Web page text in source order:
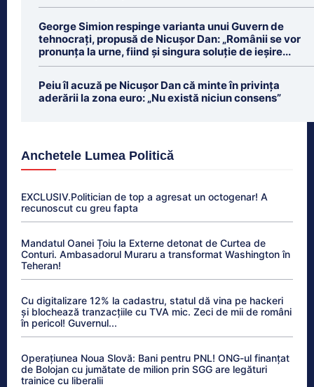
George Simion respinge varianta unui Guvern de
tehnocrați, propusă de Nicușor Dan: „Românii se vor
pronunța la urne, fiind și singura soluție de ieșire...
Peiu îl acuză pe Nicușor Dan că minte în privința
aderării la zona euro: „Nu există niciun consens”
Anchetele Lumea Politică
EXCLUSIV.Politician de top a agresat un octogenar! A
recunoscut cu greu fapta
Mandatul Oanei Țoiu la Externe detonat de Curtea de
Conturi. Ambasadorul Muraru a transformat Washington în
Teheran!
Cu digitalizare 12% la cadastru, statul dă vina pe hackeri
și blochează tranzacțiile cu TVA mic. Zeci de mii de români
în pericol! Guvernul...
Operațiunea Noua Slovă: Bani pentru PNL! ONG-ul finanțat
de Bolojan cu jumătate de milion prin SGG are legături
trainice cu liberalii